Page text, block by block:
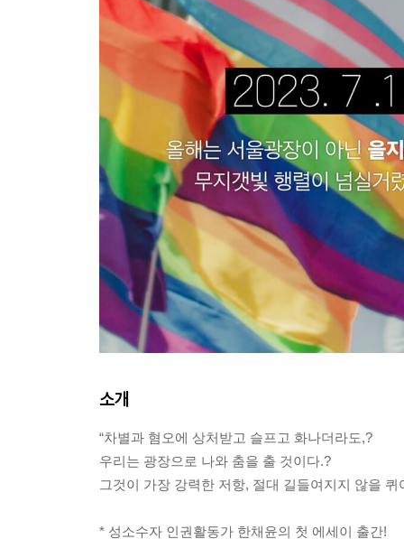
소개
“차별과 혐오에 상처받고 슬프고 화나더라도,?
우리는 광장으로 나와 춤을 출 것이다.?
그것이 가장 강력한 저항, 절대 길들여지지 않을 퀴
* 성소수자 인권활동가 한채윤의 첫 에세이 출간!